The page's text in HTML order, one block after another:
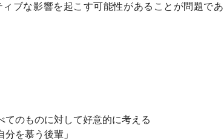
ブな影響を起こす可能性があることが問題であ
のものに対して好意的に考える
を慕う後輩」